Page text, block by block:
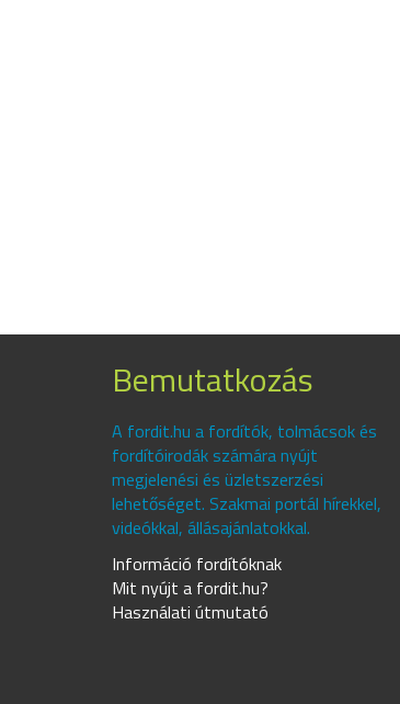
Bemutatkozás
A fordit.hu a fordítók, tolmácsok és
fordítóirodák számára nyújt
megjelenési és üzletszerzési
lehetőséget. Szakmai portál hírekkel,
videókkal, állásajánlatokkal.
Információ fordítóknak
Mit nyújt a fordit.hu?
Használati útmutató